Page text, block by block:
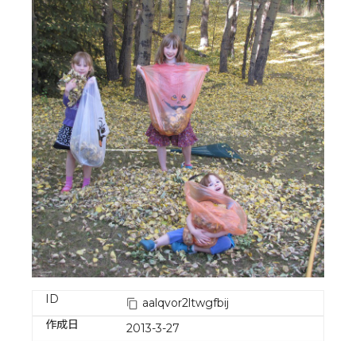
ID
aalqvor2ltwgfbij
作成日
2013-3-27